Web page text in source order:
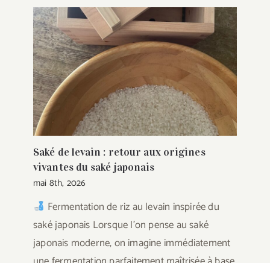
Saké de levain : retour aux origines
vivantes du saké japonais
mai 8th, 2026
Fermentation de riz au levain inspirée du
saké japonais Lorsque l’on pense au saké
japonais moderne, on imagine immédiatement